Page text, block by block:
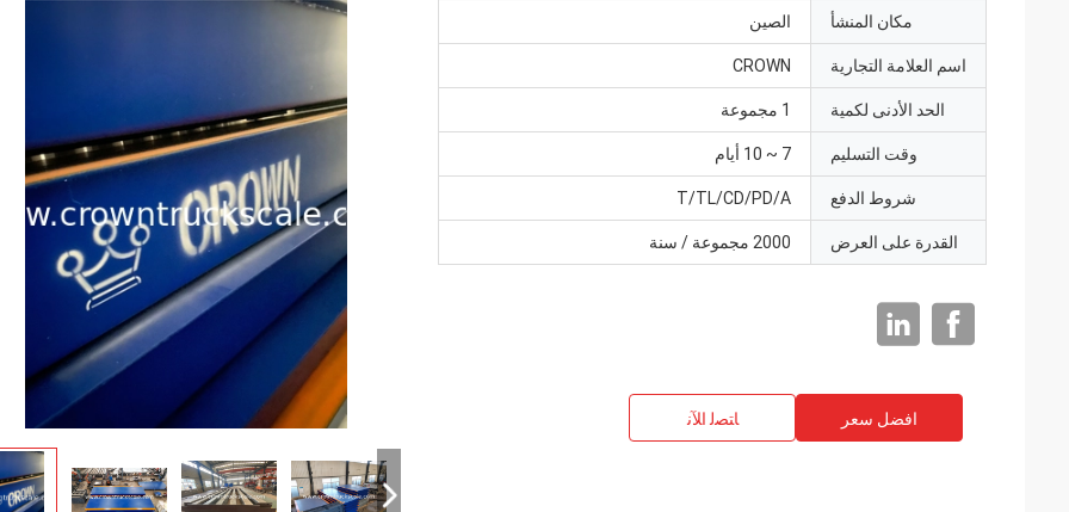
مكان المنشأ الصين
اسم العلامة التجارية CROWN
الحد الأدنى لكمية 1 مجموعة
وقت التسليم 7 ~ 10 أيام
شروط الدفع T/TL/CD/PD/A
القدرة على العرض 2000 مجموعة / سنة
افضل سعر ﺎﺘﺼﻟ ﺍﻶﻧ